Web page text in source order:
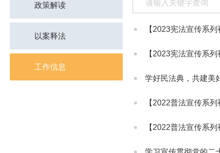
政策解读
以案释法
工作信息
【2023宪法宣传系
【2023宪法宣传系
学好民法典，共建美
【2022普法宣传系
【2022普法宣传系